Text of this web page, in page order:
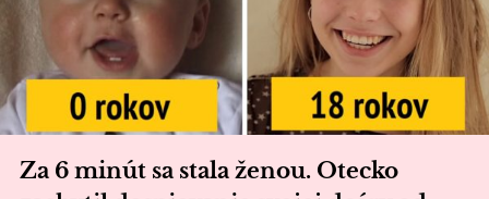
Za 6 minút sa stala ženou. Otecko